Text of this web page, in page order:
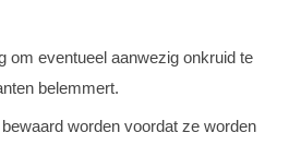
om eventueel aanwezig onkruid te
belemmert.
worden voordat ze worden